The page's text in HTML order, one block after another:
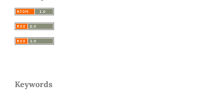
Keywords